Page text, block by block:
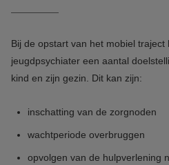
Bij de opstart van het mobiel
jeugdpsychiater een aantal
kind en zijn gezin. Dit kan zijn:
inschatting van de zorgnoden
wachtperiode overbruggen
opvolgen van de hulpverlening